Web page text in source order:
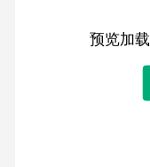
预览加